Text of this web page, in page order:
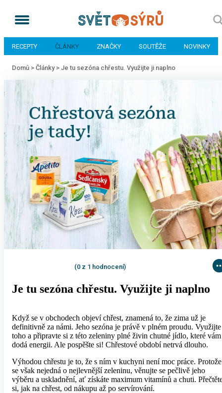
RECEPTY ČLÁNKY ZNAČKY SOUTĚŽE NOVINKY
Domů > Články > Je tu sezóna chřestu. Využijte ji naplno
(0 z 1 hodnocení)
Je tu sezóna chřestu. Využijte ji naplno
Když se v obchodech objeví chřest, znamená to, že zima už je
definitivně za námi. Jeho sezóna je právě v plném proudu. Využijte
toho a připravte si z této zeleniny plné živin chutné jídlo, které vám
dodá energii. Ale pospěšte si! Chřestové období netrvá dlouho.
Výhodou chřestu je to, že s ním v kuchyni není moc práce. Protože
se však nejedná o nejlevnější zeleninu, věnujte se pečlivě jeho
výběru a uskladnění, ať získáte maximum vitamínů a chuti.
si, jak na chřest, od nákupu až po servírování.